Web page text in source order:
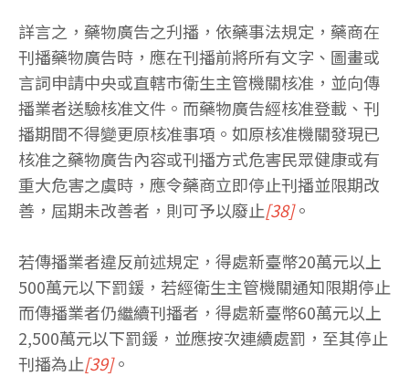
詳言之，藥物廣告之刋播，依藥事法規定，藥商在
刊播藥物廣告時，應在刊播前將所有文字、圖畫或
言詞申請中央或直轄市衛生主管機關核准，並向傳
播業者送驗核准文件。而藥物廣告經核准登載、刊
播期間不得變更原核准事項。如原核准機關發現已
核准之藥物廣告內容或刊播方式危害民眾健康或有
重大危害之虞時，應令藥商立即停止刊播並限期改
善，屆期未改善者，則可予以廢止[38]。
若傳播業者違反前述規定，得處新臺幣20萬元以上
500萬元以下罰鍰，若經衛生主管機關通知限期停止
而傳播業者仍繼續刊播者，得處新臺幣60萬元以上
2,500萬元以下罰鍰，並應按次連續處罰，至其停止
刊播為止[39]。